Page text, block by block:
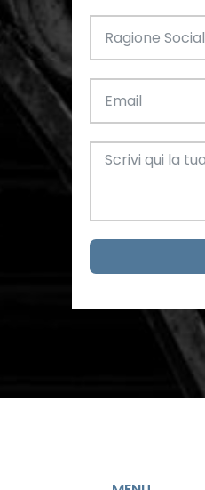
Ottone
Tubo
Alluminio
Oggettistica e
Illustrativo
SCARICA ORA